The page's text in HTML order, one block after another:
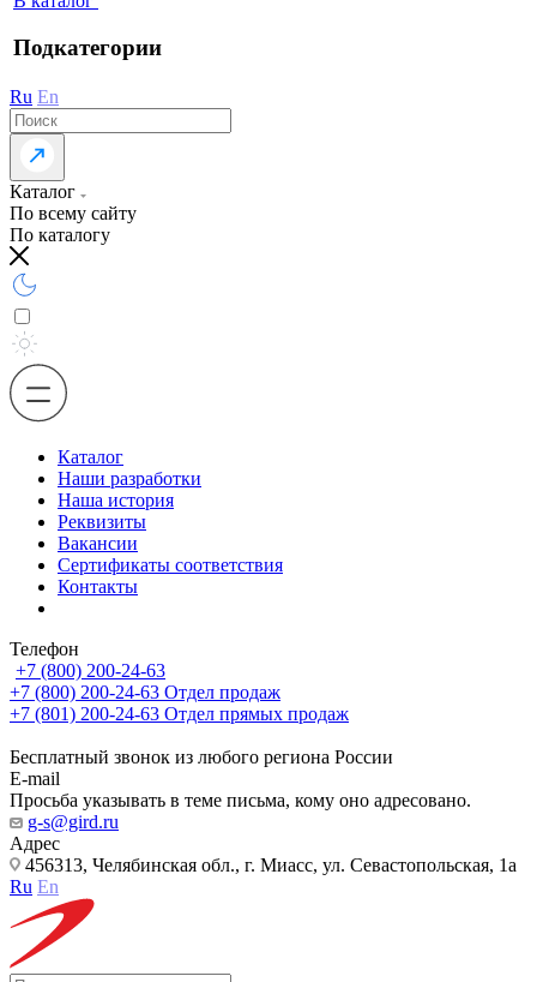
Подкатегории
Ru En
Каталог
По всему сайту
По каталогу
Каталог
Наши разработки
Наша история
Реквизиты
Вакансии
Сертификаты соответствия
Контакты
Телефон
+7 (800) 200-24-63
+7 (800) 200-24-63 Отдел продаж
+7 (801) 200-24-63 Отдел прямых продаж
Бесплатный звонок из любого региона России
E-mail
Просьба указывать в теме письма, кому оно адресовано.
g-s@gird.ru
Адрес
456313, Челябинская обл., г. Миасс, ул. Севастопольская, 1а
Ru En